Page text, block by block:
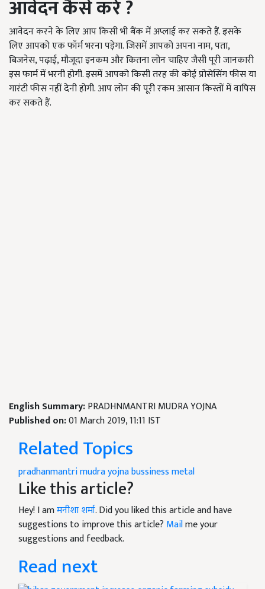
आवेदन कैसे करे?
आवेदन करने के लिए आप किसी भी बैंक में अप्लाई कर सकते हैं. इसके
लिए आपको एक फॉर्म भरना पड़ेगा. जिसमें आपको अपना नाम, पता,
बिजनेस, पढ़ाई, मौजूदा इनकम और कि‍तना लोन चाहिए जैसी पूरी जानकारी
इस फार्म में भरनी होगी. इसमें आपको किसी तरह की कोई प्रोसेसिंग फीस या
गारंटी फीस नहीं देनी होगी. आप लोन की पूरी रकम आसान किस्तों में वापिस
कर सकते हैं.
English Summary:PRADHNMANTRI MUDRA YOJNA
Published on:01 March 2019, 11:11 IST
Related Topics
pradhanmantri mudra yojnabussinessmetal
Like this article?
Hey! I amमनीशा शर्मा. Did you liked this article and have
suggestions to improve this article? Mailme your
suggestions and feedback.
Read next